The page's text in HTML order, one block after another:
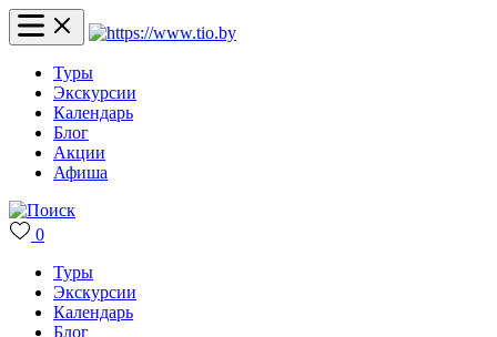
Туры
Экскурсии
Календарь
Блог
Акции
Афиша
0
Туры
Экскурсии
Календарь
Блог